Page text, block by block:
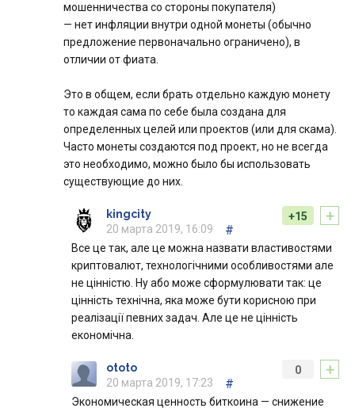
мошенничества со стороны покупателя)
— нет инфляции внутри одной монеты (обычно
предложение первоначально ограничено), в
отличии от фиата.
Это в общем, если брать отдельно каждую монету
то каждая сама по себе была создана для
определенных целей или проектов (или для скама).
Часто монеты создаются под проект, но не всегда
это необходимо, можно было бы использовать
существующие до них.
+
+15
kingcity
20 марта 2019, 16:09
#
Все це так, але це можна назвати властивостями
криптовалют, технологічними особливостями але
не цінністю. Ну або може сформулювати так: це
цінність технічна, яка може бути корисною при
реалізації певних задач. Але це не цінність
економічна.
+
0
ototo
20 марта 2019, 17:23
#
Экономическая ценность биткоина — снижение